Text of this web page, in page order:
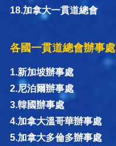
18.加拿大一貫道總會
各國一貫道總會辦事處
1.新加坡辦事處
2.尼泊爾辦事處
3.韓國辦事處
4.加拿大溫哥華辦事處
5.加拿大多倫多辦事處